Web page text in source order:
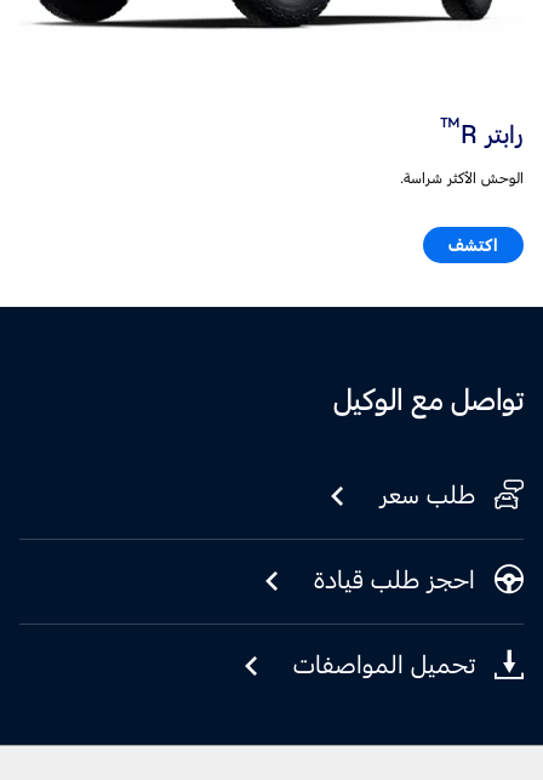
رابتر R ™
الوحش الأكثر شراسة.
اكتشف
تواصل مع الوكيل
طلب سعر
احجز طلب قيادة
تحميل المواصفات